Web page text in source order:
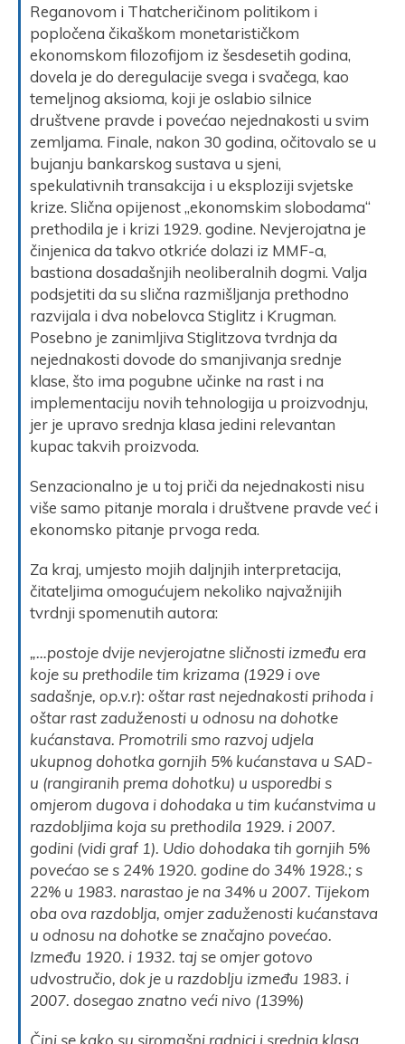
Reganovom i Thatcheričinom politikom i
popločena čikaškom monetarističkom
ekonomskom filozofijom iz šesdesetih godina,
dovela je do deregulacije svega i svačega, kao
temeljnog aksioma, koji je oslabio silnice
društvene pravde i povećao nejednakosti u svim
zemljama. Finale, nakon 30 godina, očitovalo se u
bujanju bankarskog sustava u sjeni,
spekulativnih transakcija i u eksploziji svjetske
krize. Slična opijenost „ekonomskim slobodama“
prethodila je i krizi 1929. godine. Nevjerojatna je
činjenica da takvo otkriće dolazi iz MMF-a,
bastiona dosadašnjih neoliberalnih dogmi. Valja
podsjetiti da su slična razmišljanja prethodno
razvijala i dva nobelovca Stiglitz i Krugman.
Posebno je zanimljiva Stiglitzova tvrdnja da
nejednakosti dovode do smanjivanja srednje
klase, što ima pogubne učinke na rast i na
implementaciju novih tehnologija u proizvodnju,
jer je upravo srednja klasa jedini relevantan
kupac takvih proizvoda.
Senzacionalno je u toj priči da nejednakosti nisu
više samo pitanje morala i društvene pravde već i
ekonomsko pitanje prvoga reda.
Za kraj, umjesto mojih daljnjih interpretacija,
čitateljima omogućujem nekoliko najvažnijih
tvrdnji spomenutih autora:
„…postoje dvije nevjerojatne sličnosti između era
koje su prethodile tim krizama (1929 i ove
sadašnje, op.v.r): oštar rast nejednakosti prihoda i
oštar rast zaduženosti u odnosu na dohotke
kućanstava. Promotrili smo razvoj udjela
ukupnog dohotka gornjih 5% kućanstava u SAD-
u (rangiranih prema dohotku) u usporedbi s
omjerom dugova i dohodaka u tim kućanstvima u
razdobljima koja su prethodila 1929. i 2007.
godini (vidi graf 1). Udio dohodaka tih gornjih 5%
povećao se s 24% 1920. godine do 34% 1928.; s
22% u 1983. narastao je na 34% u 2007. Tijekom
oba ova razdoblja, omjer zaduženosti kućanstava
u odnosu na dohotke se značajno povećao.
Između 1920. i 1932. taj se omjer gotovo
udvostručio, dok je u razdoblju između 1983. i
2007. dosegao znatno veći nivo (139%)
Čini se kako su siromašni radnici i srednja klasa